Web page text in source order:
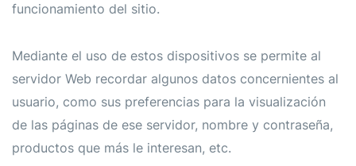
funcionamiento del sitio.
Mediante el uso de estos dispositivos se permite al
servidor Web recordar algunos datos concernientes al
usuario, como sus preferencias para la visualización
de las páginas de ese servidor, nombre y contraseña,
productos que más le interesan, etc.